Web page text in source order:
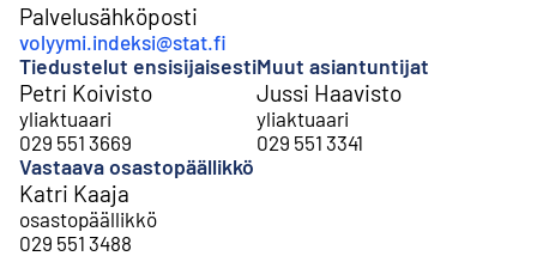
Palvelusähköposti
volyymi.indeksi@stat.fi
Tiedustelut ensisijaisesti
Petri Koivisto
yliaktuaari
029 551 3669
Muut asiantuntijat
Jussi Haavisto
yliaktuaari
029 551 3341
Vastaava osastopäällikkö
Katri Kaaja
osastopäällikkö
029 551 3488